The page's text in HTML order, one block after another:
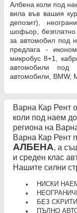
Албена коли под
вила във вашия
депозит),
шофьор, безплатно
за автомобил под
предлага -
микробус 8+1,
автомобили под
автомобили, BMW,
Варна Кар Рент
коли под наем
региона на
Варна Кар Рент
АЛБЕНА, а
и среден клас
Нашите силни
НИСКИ
БЕЗ
ПЪЛНО